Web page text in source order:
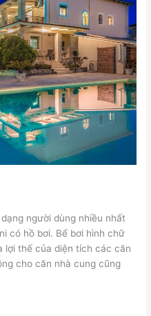
người dùng nhiều nhất
có hồ bơi. Bể bơi hình chữ
lợi thế của diện tích các căn
cho căn nhà cung cũng